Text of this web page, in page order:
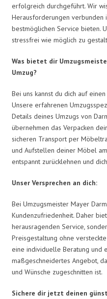
erfolgreich durchgeführt. Wir
Herausforderungen verbunden
bestmöglichen Service bieten.
stressfrei wie möglich zu
Was bietet dir
Umzug?
Bei uns kannst du dich auf
Unsere erfahrenen
Details deines Umzugs von
übernehmen das Verpacken
sicheren Transport per
und Aufstellen deiner Möbel
entspannt zurücklehnen und
Unser Versprechen an dich:
Bei Umzugsmeister Mayer
Kundenzufriedenheit. Daher
herausragenden Service,
Preisgestaltung ohne
eine individuelle Beratung und
maßgeschneidertes Angebot,
und Wünsche zugeschnitten ist.
Sichere dir jetzt deinen